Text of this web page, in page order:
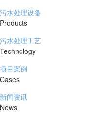
污水处理设备
Products
污水处理工艺
Technology
项目案例
Cases
新闻资讯
News